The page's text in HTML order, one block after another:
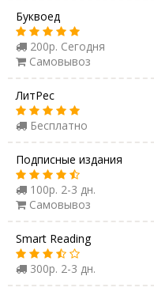
Буквоед
200р. Сегодня
Самовывоз
ЛитРес
Бесплатно
Подписные издания
100р. 2-3 дн.
Самовывоз
Smart Reading
300р. 2-3 дн.